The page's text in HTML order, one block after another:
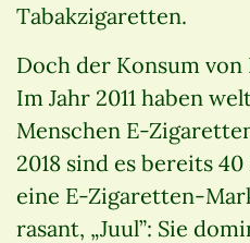
Tabakzigaretten.
Doch der Konsum
Im Jahr 2011 haben
Menschen E-
2018 sind es bereits
eine E-Zigaretten-
rasant, „Juul”: Sie